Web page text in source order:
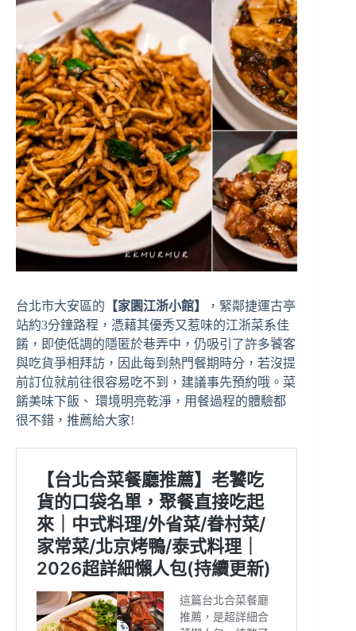
台北市大安區的 【家園江浙小館】
，緊鄰捷運古亭
站約3分鐘路程，憑藉其優秀又惹味的江浙菜系佳
餚，即使低調的隱匿於巷弄中，仍吸引了許多饕客
與吃貨爭相拜訪，因此每到熱門餐期時分，若沒提
前訂位就前往很容易吃不到，建議事先預約哦。菜
餚美味下飯、 環境明亮乾淨，用餐過程的體驗都
很不錯，推薦給大家!